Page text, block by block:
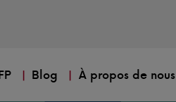
Blog À propos de nous